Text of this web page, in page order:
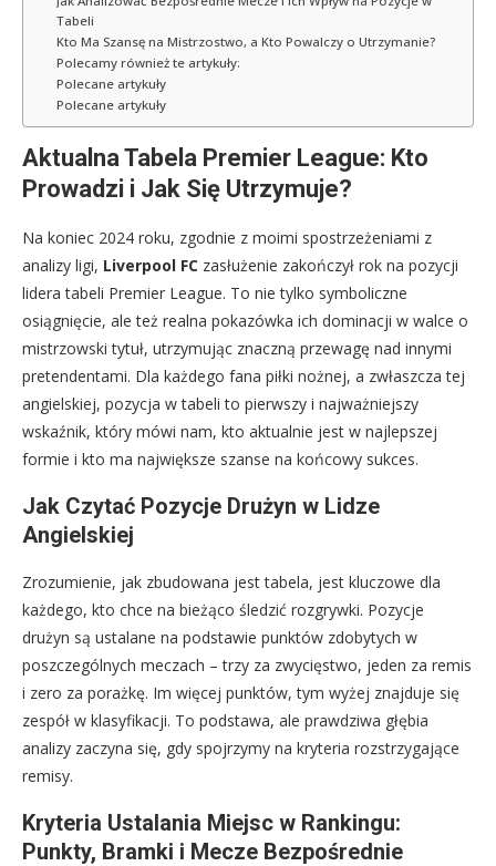
Tabeli
Kto Ma Szansę na Mistrzostwo, a Kto Powalczy o Utrzymanie?
Polecamy również te artykuły:
Polecane artykuły
Polecane artykuły
Aktualna Tabela Premier League: Kto
Prowadzi i Jak Się Utrzymuje?
Na koniec 2024 roku, zgodnie z moimi spostrzeżeniami z
analizy ligi, Liverpool FC zasłużenie zakończył rok na pozycji
lidera tabeli Premier League. To nie tylko symboliczne
osiągnięcie, ale też realna pokazówka ich dominacji w walce o
mistrzowski tytuł, utrzymując znaczną przewagę nad innymi
pretendentami. Dla każdego fana piłki nożnej, a zwłaszcza tej
angielskiej, pozycja w tabeli to pierwszy i najważniejszy
wskaźnik, który mówi nam, kto aktualnie jest w najlepszej
formie i kto ma największe szanse na końcowy sukces.
Jak Czytać Pozycje Drużyn w Lidze
Angielskiej
Zrozumienie, jak zbudowana jest tabela, jest kluczowe dla
każdego, kto chce na bieżąco śledzić rozgrywki. Pozycje
drużyn są ustalane na podstawie punktów zdobytych w
poszczególnych meczach – trzy za zwycięstwo, jeden za remis
i zero za porażkę. Im więcej punktów, tym wyżej znajduje się
zespół w klasyfikacji. To podstawa, ale prawdziwa głębia
analizy zaczyna się, gdy spojrzymy na kryteria rozstrzygające
remisy.
Kryteria Ustalania Miejsc w Rankingu:
Punkty, Bramki i Mecze Bezpośrednie